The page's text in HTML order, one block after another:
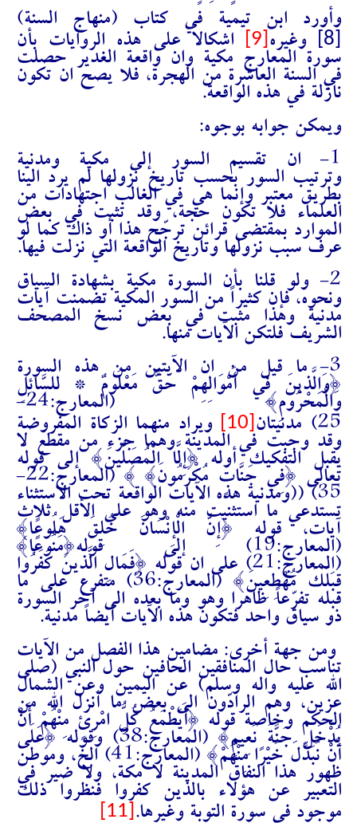
وأورد ابن تيمية في كتاب (منهاج السنة)
وغيره
اشكالاً على هذه الروايات بأن
سورة المعارج مكية وان واقعة الغدير حصلت
في السنة العاشرة من الهجرة، فلا يصح ان تكون
نازلة في هذه الواقعة.
ويمكن جوابه بوجوه:
1- ان تقسيم السور إلى مكية ومدنية
وترتيب السور بحسب تاريخ نزولها لم يرد الينا
بطريق معتبر وإنما هي في الغالب اجتهادات من
العلماء فلا تكون حجة، وقد تثبت في بعض
الموارد بمقتضى قرائن ترجّح هذا أو ذاك كما لو
عرف سبب نزولها وتاريخ الواقعة التي نزلت فيها.
2- ولو قلنا بأن السورة مكية بشهادة السياق
ونحوه، فإن كثيراً من السور المكية تضمنت آيات
مدنية وهذا مثبت في بعض نسخ المصحف
الشريف فلتكن الآيات منها.
3- ما قيل من ان الآيتين من هذه السورة
{وَالَّذِينَ فِي أَمْوَالِهِمْ حَقٌّ مَعْلُومٌ * لِلسَّائِلِ
وَالْمَحْرُومِ} (المعارج:24-
25) مدنيتان
ويراد منهما الزكاة المفروضة
وقد وجبت في المدينة وهما جزء من مقطع لا
يقبل التفكيك أوله {إِلَّا الْمُصَلِّينَ} إلى قوله
تعالى {فِي جَنَّاتٍ مُكْرَمُونَ
} } (المعارج:22-
35) ((ومدنية هذه الآيات الواقعة تحت الاستثناء
تستدعي ما استثنيت منه وهو على الأقل ثلاث
آيات، قوله {إِنَّ الْإِنْسَانَ خُلِقَ هَلُوعًا}
(المعارج:19)
إلى
قوله{مَنُوعًا}
(المعارج:21) على ان قوله {فَمَالِ الَّذِينَ كَفَرُوا
قِبَلَكَ مُهْطِعِينَ} (المعارج:36) متفرع على ما
قبله تفرّعاً ظاهرا وهو وما بعده الى آخر السورة
ذو سياق واحد فتكون هذه الآيات أيضاً مدنية.
ومن جهة أخرى: مضامين هذا الفصل من الآيات
تناسب حال المنافقين الحافين حول النبي (صلى
الله عليه واله وسلم) عن اليمين وعن الشمال
عزين، وهم الرادّون الى بعض ما أنزل الله من
الحكم وخاصة قوله {أَيَطْمَعُ كُلُّ امْرِئٍ مِنْهُمْ أَنْ
يُدْخَلَ جَنَّةَ نَعِيمٍ} (المعارج:38) وقوله {عَلَى
أَنْ نُبَدِّلَ خَيْرًا مِنْهُمْ} (المعارج:41) الخ، وموطن
ظهور هذا النفاق المدينة لا مكة، ولا ضير في
التعبير عن هؤلاء بالذين كفروا فنظروا ذلك
موجود في سورة التوبة وغيرها.